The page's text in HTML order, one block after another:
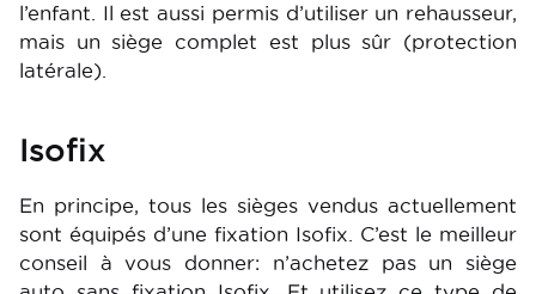
l’enfant. Il est aussi permis d’utiliser un rehausseur,
mais un siège complet est plus sûr (protection
latérale).
Isofix
En principe, tous les sièges vendus actuellement
sont équipés d’une fixation Isofix. C’est le meilleur
conseil à vous donner: n’achetez pas un siège